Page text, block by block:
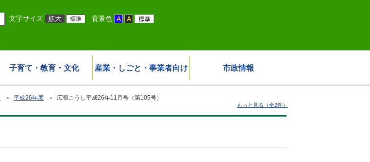
文字サイズ 背景色
子育て・教育・文化 産業・しごと・事業者向け 市政情報
＞ 平成26年度 ＞ 広報こうし平成26年11月号（第105号）
もっと見る（全2件）